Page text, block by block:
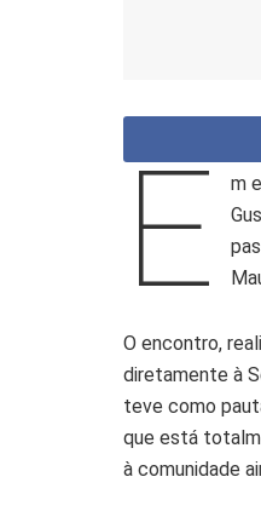
E m
O encontro,
diretamente à
teve como
que está
à comunidade